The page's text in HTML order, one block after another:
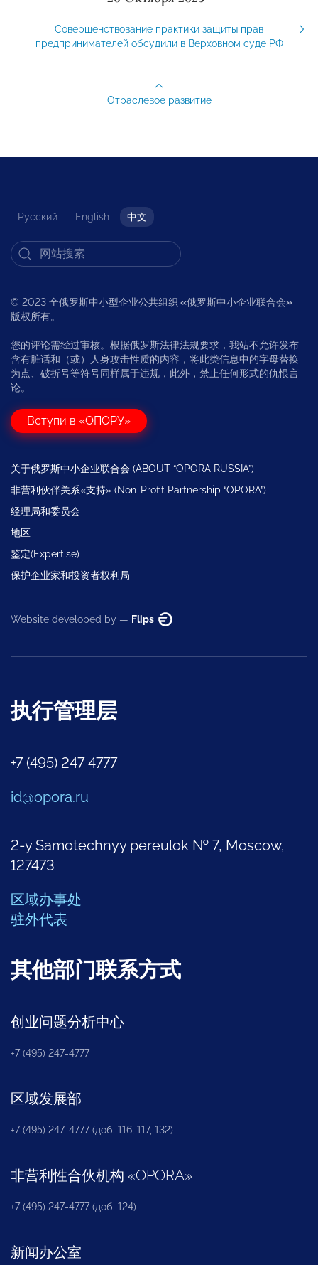
Совершенствование практики защиты прав
предпринимателей обсудили в Верховном суде РФ
Отраслевое развитие
Русский English 中文
© 2023 全俄罗斯中小型企业公共组织 «俄罗斯中小企业联合会»
版权所有。
您的评论需经过审核。根据俄罗斯法律法规要求，我站不允许发布
含有脏话和（或）人身攻击性质的内容，将此类信息中的字母替换
为点、破折号等符号同样属于违规，此外，禁止任何形式的仇恨言
论。
Вступи в «ОПОРУ»
关于俄罗斯中小企业联合会 (ABOUT “OPORA RUSSIA”)
非营利伙伴关系«支持» (Non-Profit Partnership “OPORA”)
经理局和委员会
地区
鉴定(Expertise)
保护企业家和投资者权利局
Website developed by — Flips
执行管理层
+7 (495) 247 4777
id@opora.ru
2-y Samotechnyy pereulok № 7, Moscow,
127473
区域办事处
驻外代表
其他部门联系方式
创业问题分析中心
+7 (495) 247-4777
区域发展部
+7 (495) 247-4777 (доб. 116, 117, 132)
非营利性合伙机构 «OPORA»
+7 (495) 247-4777 (доб. 124)
新闻办公室